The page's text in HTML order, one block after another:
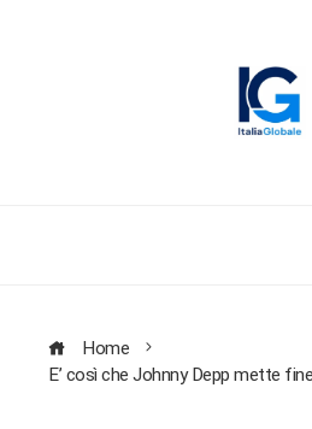
Home
E’ così che Johnny Depp mette